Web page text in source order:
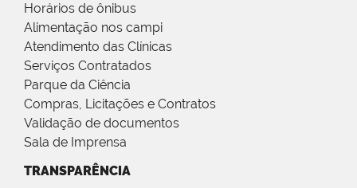
Horários de ônibus
Alimentação nos campi
Atendimento das Clínicas
Serviços Contratados
Parque da Ciência
Compras, Licitações e Contratos
Validação de documentos
Sala de Imprensa
TRANSPARÊNCIA